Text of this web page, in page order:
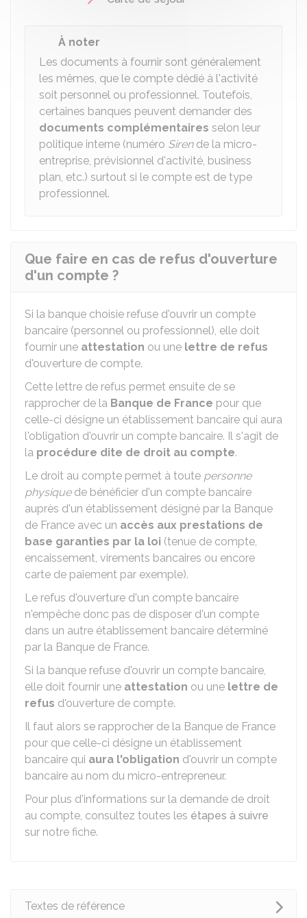
À noter
Les documents à fournir sont généralement
les mêmes, que le compte dédié à l'activité
soit personnel ou professionnel. Toutefois,
certaines banques peuvent demander des
documents complémentaires selon leur
politique interne (numéro Sirende la micro-
entreprise, prévisionnel d'activité, business
plan, etc.) surtout si le compte est de type
professionnel.
Que faire en cas de refus d'ouverture
d'un compte ?
Si la banque choisie refuse d'ouvrir un compte
bancaire (personnel ou professionnel), elle doit
fournir une attestation ou une lettre de refus
d'ouverture de compte.
Cette lettre de refus permet ensuite de se
rapprocher de la Banque de France pour que
celle-ci désigne un établissement bancaire qui aura
l'obligation d'ouvrir un compte bancaire. Il s'agit de
la procédure dite de droit au compte.
Le droit au compte permet à toute personne
physiquede bénéficier d'un compte bancaire
auprès d'un établissement désigné par la Banque
de France avec un accès aux prestations de
base garanties par la loi (tenue de compte,
encaissement, virements bancaires ou encore
carte de paiement par exemple).
Le refus d'ouverture d'un compte bancaire
n'empêche donc pas de disposer d'un compte
dans un autre établissement bancaire déterminé
par la Banque de France.
Si la banque refuse d'ouvrir un compte bancaire,
elle doit fournir une attestation ou une lettre de
refus d'ouverture de compte.
Il faut alors se rapprocher de la Banque de France
pour que celle-ci désigne un établissement
bancaire qui aura l'obligation d'ouvrir un compte
bancaire au nom du micro-entrepreneur.
Pour plus d'informations sur la demande de droit
au compte, consultez toutes les étapes à suivre
sur notre fiche.
Textes de référence